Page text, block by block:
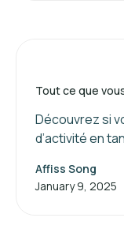
Tout ce que
Découvrez si
d’activité en
Affiss Song
January 9, 2025